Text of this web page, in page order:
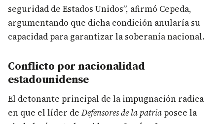
seguridad de Estados Unidos”, afirmó Cepeda,
argumentando que dicha condición anularía su
capacidad para garantizar la soberanía nacional.
Conflicto por nacionalidad
estadounidense
El detonante principal de la impugnación radica
en que el líder de Defensores de la patriaposee la